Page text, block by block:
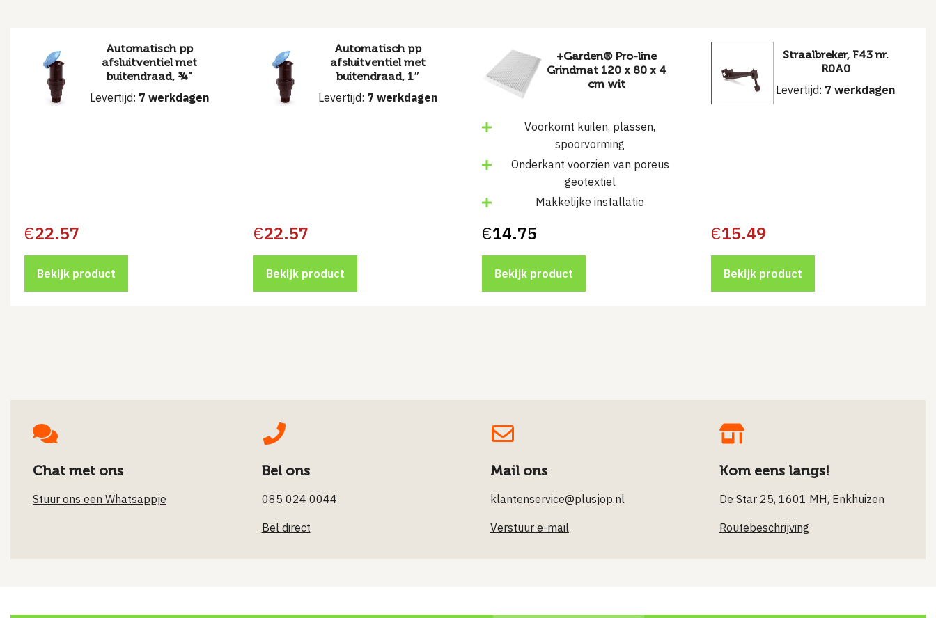
Automatisch pp
afsluitventiel met
buitendraad, ¾”
Levertijd: 7 werkdagen
€22.57
Bekijk product
Automatisch pp
afsluitventiel met
buitendraad, 1″
Levertijd: 7 werkdagen
€22.57
Bekijk product
+Garden® Pro-line
Grindmat 120 x 80 x 4
cm wit
Voorkomt kuilen, plassen,
spoorvorming
Onderkant voorzien van poreus
geotextiel
Makkelijke installatie
€14.75
Bekijk product
Straalbreker, F43 nr.
R0A0
Levertijd: 7 werkdagen
€15.49
Bekijk product
Chat met ons
Stuur ons een Whatsappje
Bel ons
085 024 0044
Bel direct
Mail ons
klantenservice@plusjop.nl
Verstuur e-mail
Kom eens langs!
De Star 25, 1601 MH, Enkhuizen
Routebeschrijving